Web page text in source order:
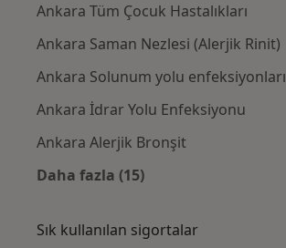
Ankara Tüm Çocuk Hastalıkları
Ankara Saman Nezlesi (Alerjik Rinit)
Ankara Solunum yolu enfeksiyonları
Ankara İdrar Yolu Enfeksiyonu
Ankara Alerjik Bronşit
Daha fazla (15)
Sık kullanılan sigortalar